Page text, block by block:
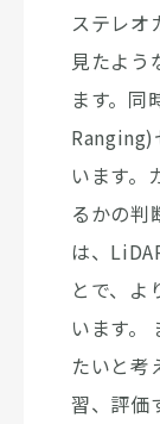
ステレオ
見たよう
ます。
Ranging)
います。
るかの判
は、
とで、よ
います。
たいと考
習、評価